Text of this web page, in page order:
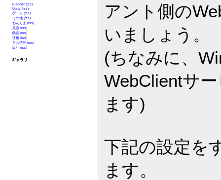
Blender (rss)
Unity (rss)
ゲーム (rss)
その他 (rss)
わんくま (rss)
英語 (rss)
戯言 (rss)
技術 (rss)
自己啓発 (rss)
設計 (rss)
ギャラリ
アント側の
いましょう。
(ちなみに、
WebClientサ
ます)
下記の設定を
ます。